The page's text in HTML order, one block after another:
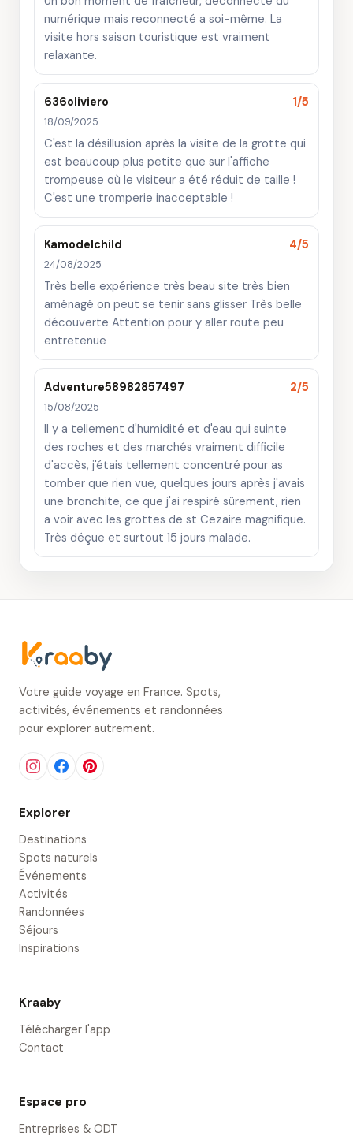
numérique mais reconnecté a soi-même. La
visite hors saison touristique est vraiment
relaxante.
636oliviero 1/5
18/09/2025
C'est la désillusion après la visite de la grotte qui
est beaucoup plus petite que sur l'affiche
trompeuse où le visiteur a été réduit de taille !
C'est une tromperie inacceptable !
Kamodelchild 4/5
24/08/2025
Très belle expérience très beau site très bien
aménagé on peut se tenir sans glisser Très belle
découverte Attention pour y aller route peu
entretenue
Adventure58982857497 2/5
15/08/2025
Il y a tellement d'humidité et d'eau qui suinte
des roches et des marchés vraiment difficile
d'accès, j'étais tellement concentré pour as
tomber que rien vue, quelques jours après j'avais
une bronchite, ce que j'ai respiré sûrement, rien
a voir avec les grottes de st Cezaire magnifique.
Très déçue et surtout 15 jours malade.
Votre guide voyage en France. Spots,
activités, événements et randonnées
pour explorer autrement.
Explorer
Destinations
Spots naturels
Événements
Activités
Randonnées
Séjours
Inspirations
Kraaby
Télécharger l'app
Contact
Espace pro
Entreprises & ODT